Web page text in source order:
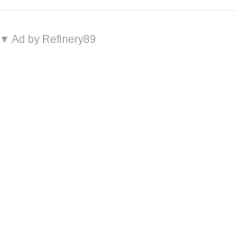
▼ Ad by Refinery89